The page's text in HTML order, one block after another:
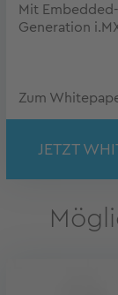
Mit
Generation
Zum
JETZT